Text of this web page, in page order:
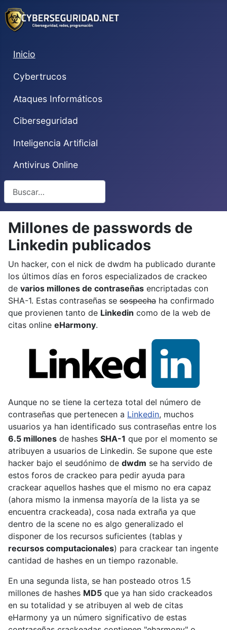
Inicio
Cybertrucos
Ataques Informáticos
Ciberseguridad
Inteligencia Artificial
Antivirus Online
Millones de passwords de
Linkedin publicados
Un hacker, con el nick de dwdm ha publicado durante
los últimos días en foros especializados de crackeo
de varios millones de contraseñas encriptadas con
SHA-1. Estas contraseñas se sospecha ha confirmado
que provienen tanto de Linkedin como de la web de
citas online eHarmony.
Aunque no se tiene la certeza total del número de
contraseñas que pertenecen a Linkedin, muchos
usuarios ya han identificado sus contraseñas entre los
6.5 millones de hashes SHA-1 que por el momento se
atribuyen a usuarios de Linkedin. Se supone que este
hacker bajo el seudónimo de dwdm se ha servido de
estos foros de crackeo para pedir ayuda para
crackear aquellos hashes que el mismo no era capaz
(ahora mismo la inmensa mayoría de la lista ya se
encuentra crackeada), cosa nada extraña ya que
dentro de la scene no es algo generalizado el
disponer de los recursos suficientes (tablas y
recursos computacionales) para crackear tan ingente
cantidad de hashes en un tiempo razonable.
En una segunda lista, se han posteado otros 1.5
millones de hashes MD5 que ya han sido crackeados
en su totalidad y se atribuyen al web de citas
eHarmony ya un número significativo de estas